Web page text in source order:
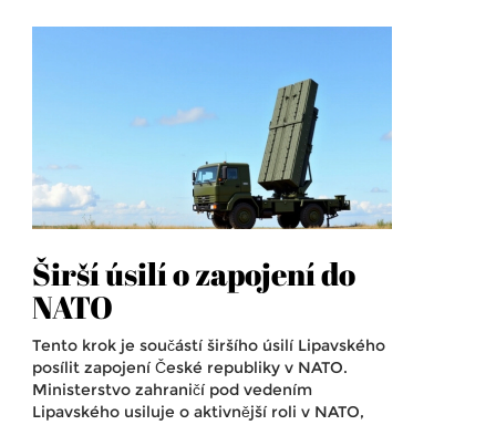
Širší úsilí o zapojení do
NATO
Tento krok je součástí širšího úsilí Lipavského
posílit zapojení České republiky v NATO.
Ministerstvo zahraničí pod vedením
Lipavského usiluje o aktivnější roli v NATO,